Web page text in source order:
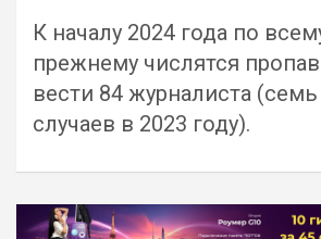
К началу 2024 года по
прежнему числятся
вести 84 журналиста
случаев в 2023 году).
Навигация